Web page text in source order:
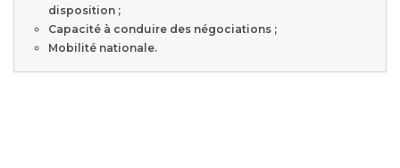
disposition ;
Capacité à conduire des négociations ;
Mobilité nationale.